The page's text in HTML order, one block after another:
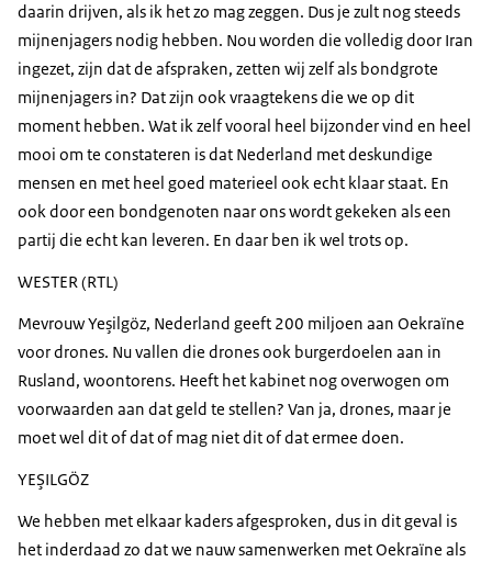
daarin drijven, als ik het zo mag zeggen. Dus je zult nog steeds
mijnenjagers nodig hebben. Nou worden die volledig door Iran
ingezet, zijn dat de afspraken, zetten wij zelf als bondgrote
mijnenjagers in? Dat zijn ook vraagtekens die we op dit
moment hebben. Wat ik zelf vooral heel bijzonder vind en heel
mooi om te constateren is dat Nederland met deskundige
mensen en met heel goed materieel ook echt klaar staat. En
ook door een bondgenoten naar ons wordt gekeken als een
partij die echt kan leveren. En daar ben ik wel trots op.
WESTER (RTL)
Mevrouw Yeşilgöz, Nederland geeft 200 miljoen aan Oekraïne
voor drones. Nu vallen die drones ook burgerdoelen aan in
Rusland, woontorens. Heeft het kabinet nog overwogen om
voorwaarden aan dat geld te stellen? Van ja, drones, maar je
moet wel dit of dat of mag niet dit of dat ermee doen.
YEŞILGÖZ
We hebben met elkaar kaders afgesproken, dus in dit geval is
het inderdaad zo dat we nauw samenwerken met Oekraïne als